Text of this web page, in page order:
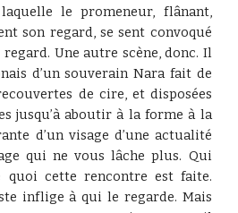
le promeneur, flânant,
son regard, se sent convoqué
Une autre scène, donc. Il
d’un souverain Nara fait de
de cire, et disposées
jusqu’à aboutir à la forme à la
d’un visage d’une actualité
qui ne vous lâche plus. Qui
quoi cette rencontre est faite.
inflige à qui le regarde. Mais